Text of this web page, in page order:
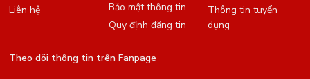
Liên hệ
Bảo mật thông tin
Quy định đăng tin
Thông tin tuyển
dụng
Theo dõi thông tin trên Fanpage